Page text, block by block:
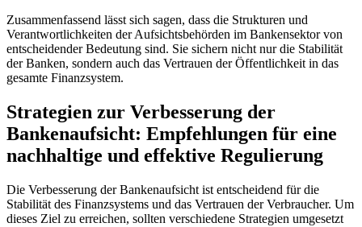
Zusammenfassend lässt sich sagen, dass die Strukturen⁣ und
Verantwortlichkeiten der Aufsichtsbehörden im Bankensektor⁤ von
entscheidender Bedeutung⁣ sind. Sie ⁤sichern nicht nur die Stabilität
der Banken, sondern auch das Vertrauen der Öffentlichkeit in das
gesamte Finanzsystem.
Strategien zur Verbesserung der⁢
Bankenaufsicht:‌ Empfehlungen für ​eine
nachhaltige und effektive Regulierung
Die Verbesserung der Bankenaufsicht⁤ ist entscheidend für die
Stabilität des Finanzsystems‌ und das Vertrauen der Verbraucher. Um
dieses Ziel zu erreichen, sollten verschiedene Strategien umgesetzt